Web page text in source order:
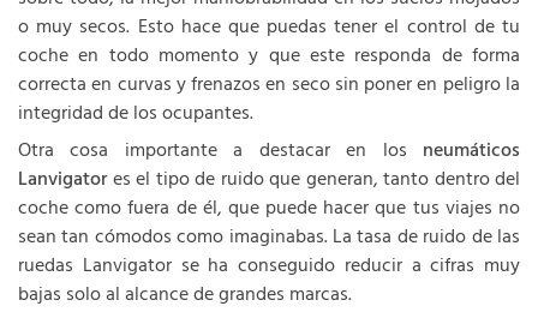
o muy secos. Esto hace que puedas tener el control de tu
coche en todo momento y que este responda de forma
correcta en curvas y frenazos en seco sin poner en peligro la
integridad de los ocupantes.
Otra cosa importante a destacar en los neumáticos
Lanvigatores el tipo de ruido que generan, tanto dentro del
coche como fuera de él, que puede hacer que tus viajes no
sean tan cómodos como imaginabas. La tasa de ruido de las
ruedas Lanvigator se ha conseguido reducir a cifras muy
bajas solo al alcance de grandes marcas.